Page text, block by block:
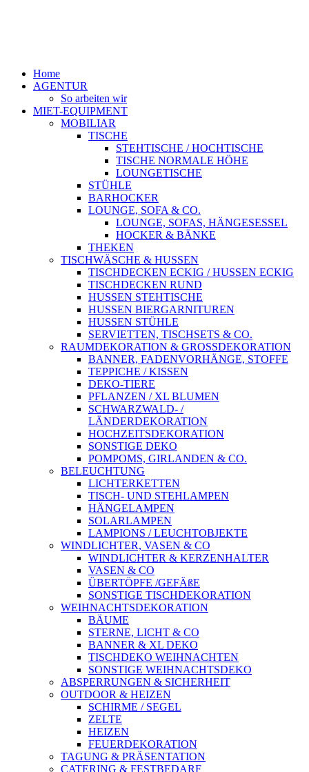
Home
AGENTUR
So arbeiten wir
MIET-EQUIPMENT
MOBILIAR
TISCHE
STEHTISCHE / HOCHTISCHE
TISCHE NORMALE HÖHE
LOUNGETISCHE
STÜHLE
BARHOCKER
LOUNGE, SOFA & CO.
LOUNGE, SOFAS, HÄNGESESSEL
HOCKER & BÄNKE
THEKEN
TISCHWÄSCHE & HUSSEN
TISCHDECKEN ECKIG / HUSSEN ECKIG
TISCHDECKEN RUND
HUSSEN STEHTISCHE
HUSSEN BIERGARNITUREN
HUSSEN STÜHLE
SERVIETTEN, TISCHSETS & CO.
RAUMDEKORATION & GROSSDEKORATION
BANNER, FADENVORHÄNGE, STOFFE
TEPPICHE / KISSEN
DEKO-TIERE
PFLANZEN / XL BLUMEN
SCHWARZWALD- /
LÄNDERDEKORATION
HOCHZEITSDEKORATION
SONSTIGE DEKO
POMPOMS, GIRLANDEN & CO.
BELEUCHTUNG
LICHTERKETTEN
TISCH- UND STEHLAMPEN
HÄNGELAMPEN
SOLARLAMPEN
LAMPIONS / LEUCHTOBJEKTE
WINDLICHTER, VASEN & CO
WINDLICHTER & KERZENHALTER
VASEN & CO
ÜBERTÖPFE /GEFÄßE
SONSTIGE TISCHDEKORATION
WEIHNACHTSDEKORATION
BÄUME
STERNE, LICHT & CO
BANNER & XL DEKO
TISCHDEKO WEIHNACHTEN
SONSTIGE WEIHNACHTSDEKO
ABSPERRUNGEN & SICHERHEIT
OUTDOOR & HEIZEN
SCHIRME / SEGEL
ZELTE
HEIZEN
FEUERDEKORATION
TAGUNG & PRÄSENTATION
CATERING & FESTBEDARF